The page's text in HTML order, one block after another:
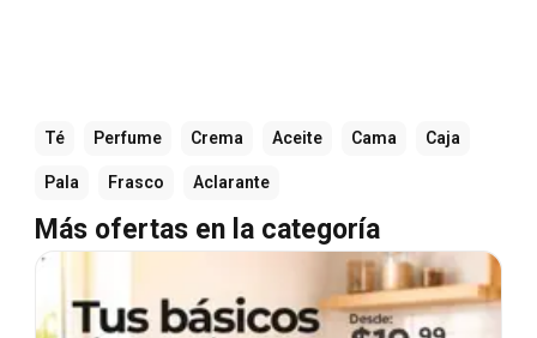
Té Perfume Crema Aceite Cama Caja
Pala Frasco Aclarante
Más ofertas en la categoría